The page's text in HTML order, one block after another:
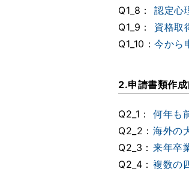
Q1_8：
認定心
Q1_9：
資格取
Q1_10： 今から
2.申請書類作成
Q2_1：
何年も
Q2_2： 海外の
Q2_3： 来年卒
Q2_4： 複数の